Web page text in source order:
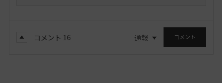
コメント 16 通報 コメント